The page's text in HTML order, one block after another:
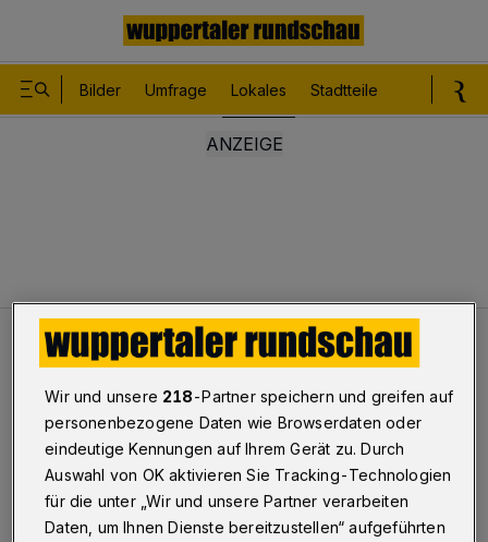
Bilder Umfrage Lokales Stadtteile
Lokales Kaum Regen im November
Kaum Regen im November
In Wuppertal hat es im November 2014 deutlich
weniger geregnet als sonst in diesem Herbstmonat.
Wir und unsere 218-Partner speichern und greifen auf
personenbezogene Daten wie Browserdaten oder
eindeutige Kennungen auf Ihrem Gerät zu. Durch
Auswahl von OK aktivieren Sie Tracking-Technologien
für die unter „Wir und unsere Partner verarbeiten
Daten, um Ihnen Dienste bereitzustellen“ aufgeführten